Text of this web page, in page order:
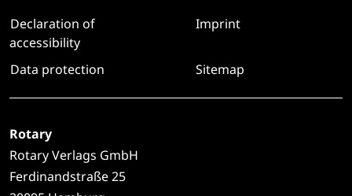
Declaration of
accessibility
Imprint
Data protection Sitemap
Rotary
Rotary Verlags GmbH
Ferdinandstraße 25